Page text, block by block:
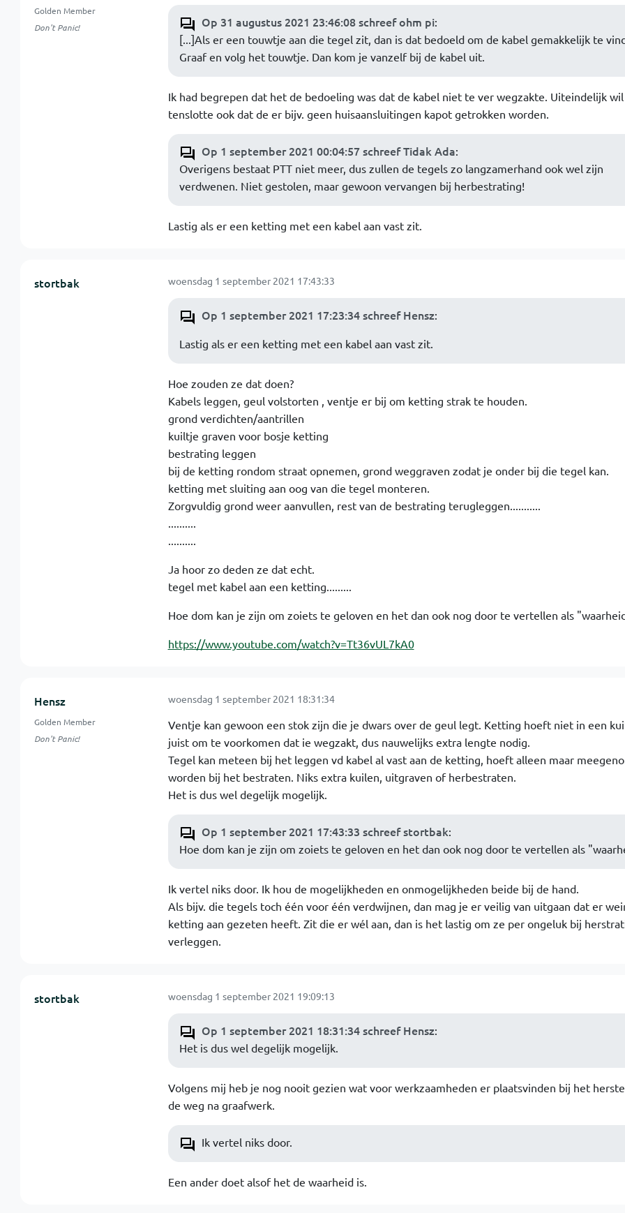
Golden Member
Don't Panic!
Op 31 augustus 2021 23:46:08 schreef ohm pi:
[...]Als er een touwtje aan die tegel zit, dan is dat bedoeld om de kabel gemakkelijk te
Graaf en volg het touwtje. Dan kom je vanzelf bij de kabel uit.
Ik had begrepen dat het de bedoeling was dat de kabel niet te ver wegzakte. Uiteindelijk
tenslotte ook dat de er bijv. geen huisaansluitingen kapot getrokken worden.
Op 1 september 2021 00:04:57 schreef Tidak Ada:
Overigens bestaat PTT niet meer, dus zullen de tegels zo langzamerhand ook wel zijn
verdwenen. Niet gestolen, maar gewoon vervangen bij herbestrating!
Lastig als er een ketting met een kabel aan vast zit.
stortbak woensdag 1 september 2021 17:43:33
Op 1 september 2021 17:23:34 schreef Hensz:
Lastig als er een ketting met een kabel aan vast zit.
Hoe zouden ze dat doen?
Kabels leggen, geul volstorten , ventje er bij om ketting strak te houden.
grond verdichten/aantrillen
kuiltje graven voor bosje ketting
bestrating leggen
bij de ketting rondom straat opnemen, grond weggraven zodat je onder bij die tegel kan.
ketting met sluiting aan oog van die tegel monteren.
Zorgvuldig grond weer aanvullen, rest van de bestrating terugleggen...........
..........
..........
Ja hoor zo deden ze dat echt.
tegel met kabel aan een ketting.........
Hoe dom kan je zijn om zoiets te geloven en het dan ook nog door te vertellen als
https://www.youtube.com/watch?v=Tt36vUL7kA0
Hensz
Golden Member
Don't Panic!
woensdag 1 september 2021 18:31:34
Ventje kan gewoon een stok zijn die je dwars over de geul legt. Ketting hoeft niet in een
juist om te voorkomen dat ie wegzakt, dus nauwelijks extra lengte nodig.
Tegel kan meteen bij het leggen vd kabel al vast aan de ketting, hoeft alleen maar
worden bij het bestraten. Niks extra kuilen, uitgraven of herbestraten.
Het is dus wel degelijk mogelijk.
Op 1 september 2021 17:43:33 schreef stortbak:
Hoe dom kan je zijn om zoiets te geloven en het dan ook nog door te vertellen als
Ik vertel niks door. Ik hou de mogelijkheden en onmogelijkheden beide bij de hand.
Als bijv. die tegels toch één voor één verdwijnen, dan mag je er veilig van uitgaan dat er
ketting aan gezeten heeft. Zit die er wél aan, dan is het lastig om ze per ongeluk bij
verleggen.
stortbak woensdag 1 september 2021 19:09:13
Op 1 september 2021 18:31:34 schreef Hensz:
Het is dus wel degelijk mogelijk.
Volgens mij heb je nog nooit gezien wat voor werkzaamheden er plaatsvinden bij het
de weg na graafwerk.
Ik vertel niks door.
Een ander doet alsof het de waarheid is.